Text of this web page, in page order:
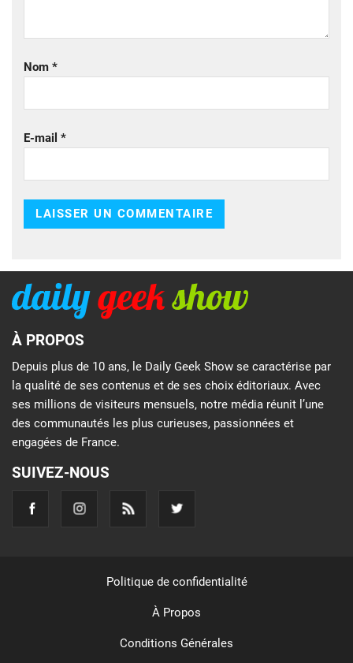
Nom *
E-mail *
À PROPOS
Depuis plus de 10 ans, le Daily Geek Show se caractérise par
la qualité de ses contenus et de ses choix éditoriaux. Avec
ses millions de visiteurs mensuels, notre média réunit l’une
des communautés les plus curieuses, passionnées et
engagées de France.
SUIVEZ-NOUS
Politique de confidentialité
À Propos
Conditions Générales